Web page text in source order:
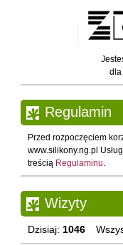
dla
Regulamin
Przed rozpoczęciem
www.silikony.ng.pl
treścią Regulaminu.
Wizyty
Dzisiaj: 1046